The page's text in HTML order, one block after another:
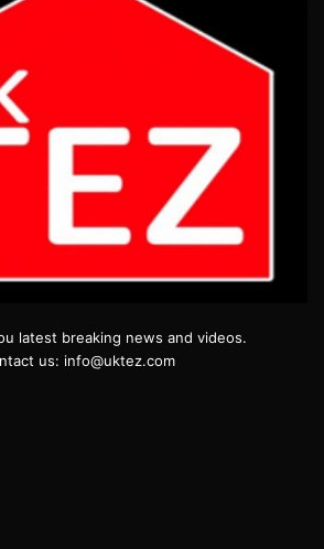
latest breaking news and videos.
us: info@uktez.com